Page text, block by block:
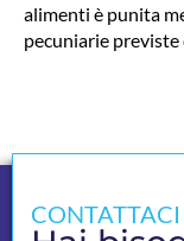
alimenti è punita
pecuniarie
CONTATTACI